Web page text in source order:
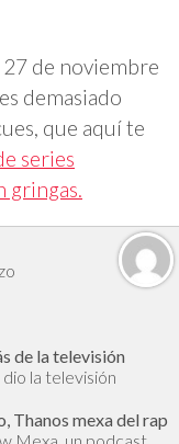
de noviembre
demasiado
que aquí te
series
gringas.
de la televisión
la televisión
Thanos mexa del rap